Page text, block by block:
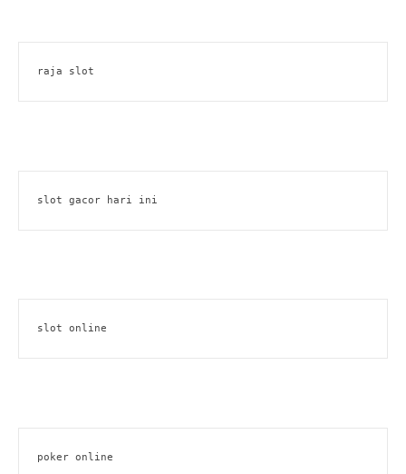
raja slot
slot gacor hari ini
slot online
poker online